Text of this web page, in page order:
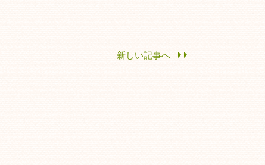
新しい記事へ